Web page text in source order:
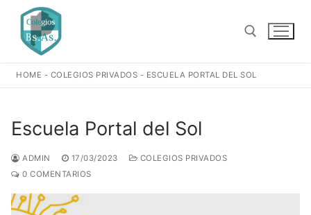
contenido
HOME - COLEGIOS PRIVADOS - ESCUELA PORTAL DEL SOL
Escuela Portal del Sol
ADMIN 17/03/2023
COLEGIOS PRIVADOS
0 COMENTARIOS